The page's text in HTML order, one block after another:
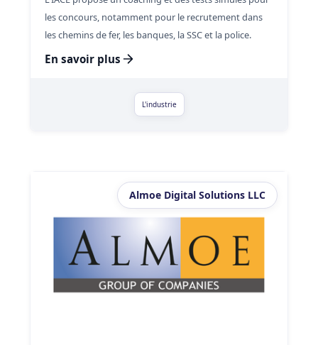
les concours, notamment pour le recrutement dans
les chemins de fer, les banques, la SSC et la police.
En savoir plus
L'industrie
Almoe Digital Solutions LLC